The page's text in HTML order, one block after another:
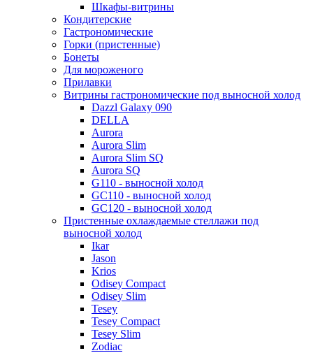
Шкафы-витрины
Кондитерские
Гастрономические
Горки (пристенные)
Бонеты
Для мороженого
Прилавки
Витрины гастрономические под выносной холод
Dazzl Galaxy 090
DELLA
Aurora
Aurora Slim
Aurora Slim SQ
Aurora SQ
G110 - выносной холод
GC110 - выносной холод
GC120 - выносной холод
Пристенные охлаждаемые стеллажи под
выносной холод
Ikar
Jason
Krios
Odisey Compact
Odisey Slim
Tesey
Tesey Compact
Tesey Slim
Zodiac